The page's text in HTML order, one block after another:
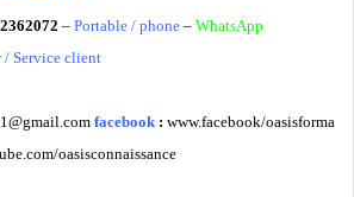
– Portable / phone – WhatsApp
/ Service client
facebook : www.facebook/oasisforma
oasisconnaissance